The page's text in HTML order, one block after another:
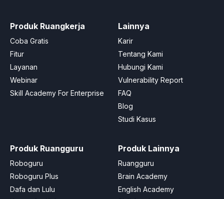
Produk Ruangkerja
Coba Gratis
Fitur
Layanan
Webinar
Skill Academy For Enterprise
Lainnya
Karir
Tentang Kami
Hubungi Kami
Vulnerability Report
FAQ
Blog
Studi Kasus
Produk Ruangguru
Roboguru
Roboguru Plus
Dafa dan Lulu
Produk Lainnya
Ruangguru
Brain Academy
English Academy